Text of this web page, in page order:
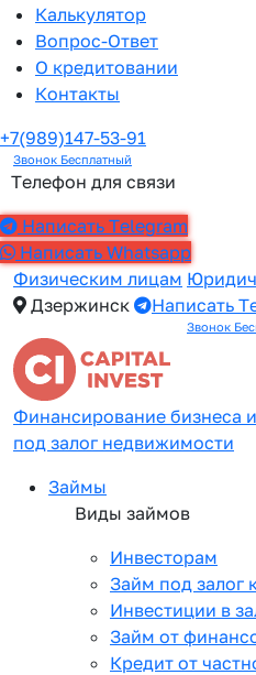
Калькулятор
Вопрос-Ответ
О кредитовании
Контакты
+7(989)147-53-91
Звонок Бесплатный
Телефон для связи
Написать Telegram
Написать Whatsapp
Физическим лицам
Дзержинск
Написать
Звонок
Финансирование бизнеса
под залог недвижимости
Займы
Виды займов
Инвесторам
Займ под залог
Инвестиции в
Займ от
Кредит от